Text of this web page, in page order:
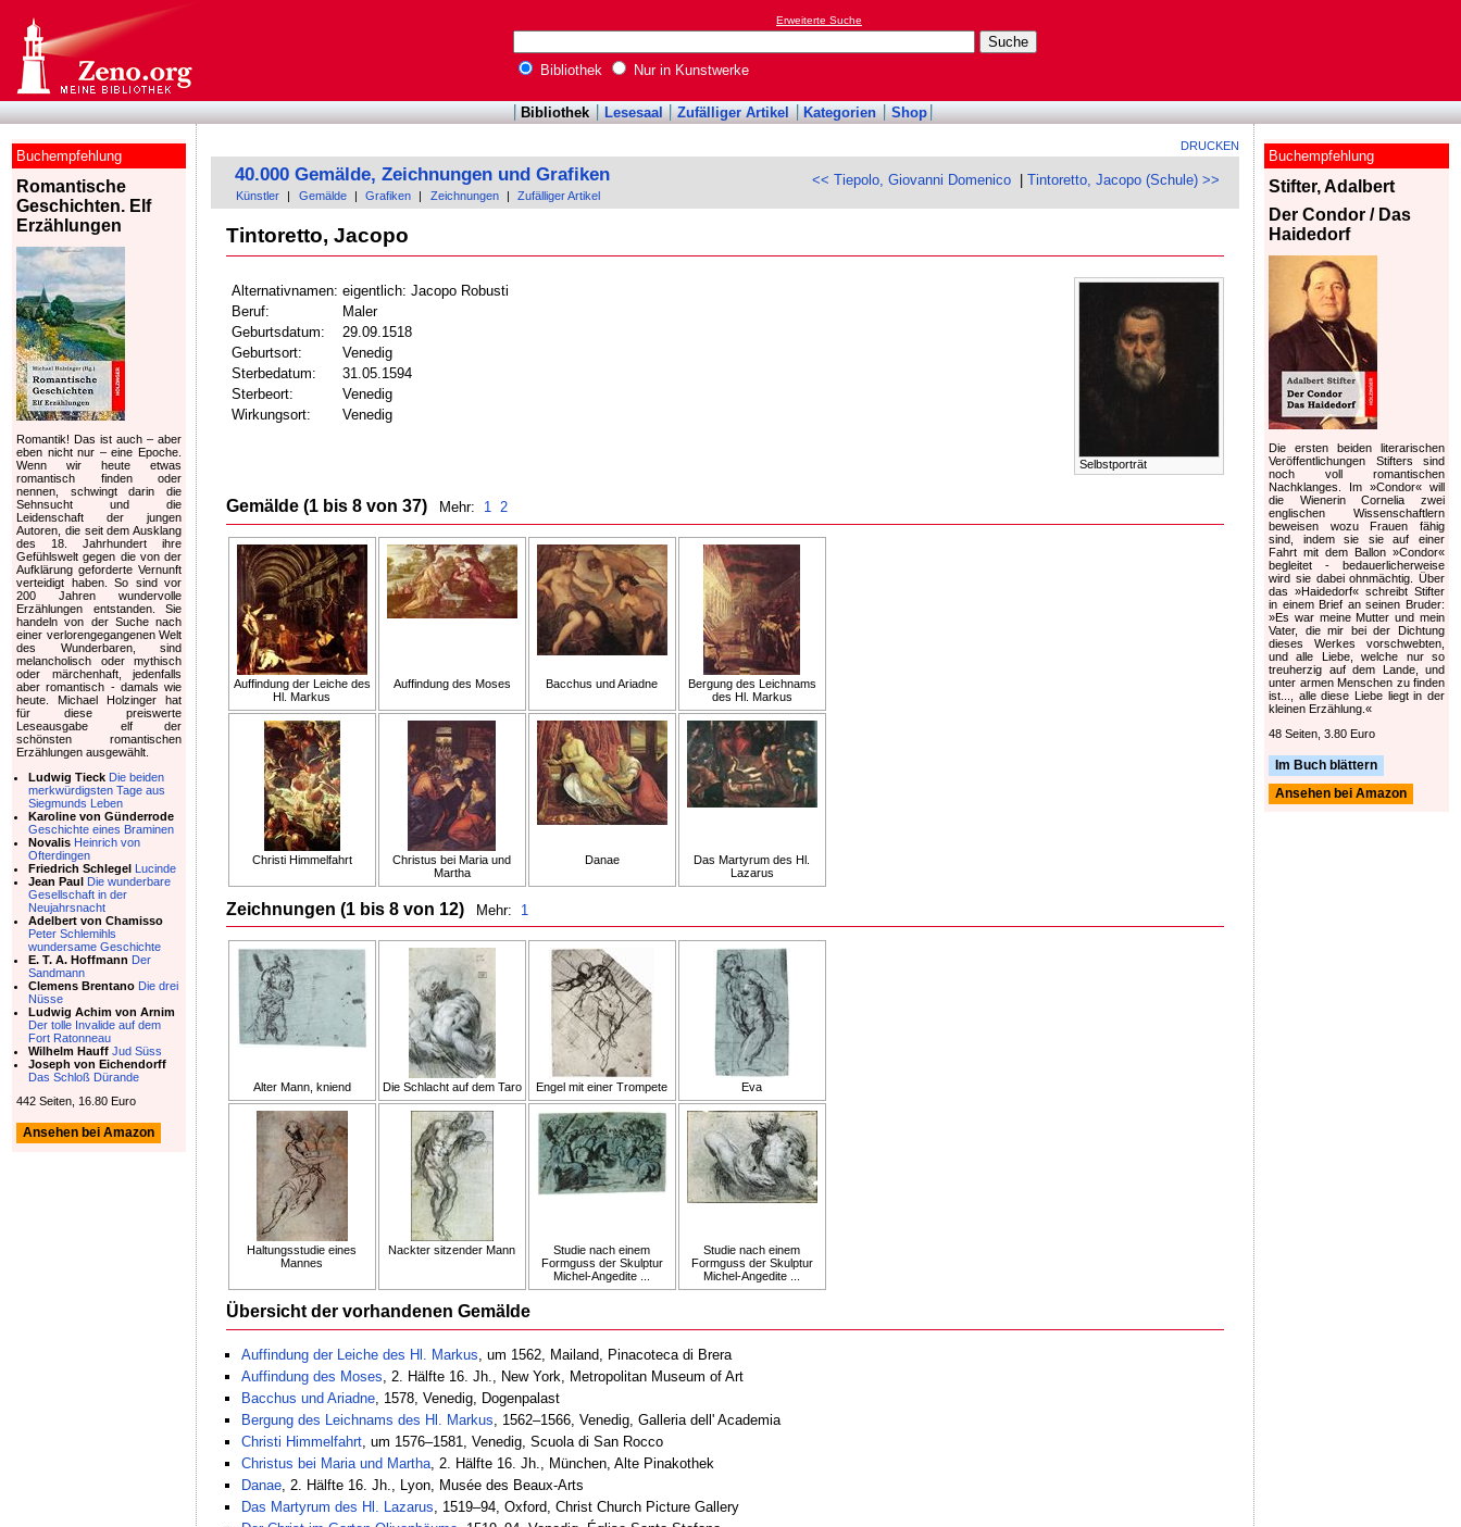
Erweiterte Suche
Bibliothek Nur in Kunstwerke
Bibliothek Lesesaal Zufälliger Artikel Kategorien Shop
DRUCKEN
<< Tiepolo, Giovanni Domenico |Tintoretto, Jacopo (Schule) >>
40.000 Gemälde, Zeichnungen und Grafiken
Künstler Gemälde Grafiken Zeichnungen Zufälliger Artikel
Tintoretto, Jacopo
Selbstporträt
Alternativnamen: eigentlich: Jacopo Robusti
Beruf:
Maler
Geburtsdatum:
29.09.1518
Geburtsort:
Venedig
Sterbedatum:
31.05.1594
Sterbeort:
Venedig
Wirkungsort:
Venedig
Gemälde (1 bis 8 von 37) Mehr: 1 2
Auffindung der Leiche des
Hl. Markus
Auffindung des Moses Bacchus und Ariadne
Bergung des Leichnams
des Hl. Markus
Christi Himmelfahrt
Christus bei Maria und
Martha
Danae
Das Martyrum des Hl.
Lazarus
Zeichnungen (1 bis 8 von 12) Mehr: 1
Alter Mann, kniend Die Schlacht auf dem Taro Engel mit einer Trompete Eva
Haltungsstudie eines
Mannes
Nackter sitzender Mann
Studie nach einem
Formguss der Skulptur
Michel-Angedite ...
Studie nach einem
Formguss der Skulptur
Michel-Angedite ...
Übersicht der vorhandenen Gemälde
Auffindung der Leiche des Hl. Markus, um 1562, Mailand, Pinacoteca di Brera
Auffindung des Moses, 2. Hälfte 16. Jh., New York, Metropolitan Museum of Art
Bacchus und Ariadne, 1578, Venedig, Dogenpalast
Bergung des Leichnams des Hl. Markus, 1562–1566, Venedig, Galleria dell' Academia
Christi Himmelfahrt, um 1576–1581, Venedig, Scuola di San Rocco
Christus bei Maria und Martha, 2. Hälfte 16. Jh., München, Alte Pinakothek
Danae, 2. Hälfte 16. Jh., Lyon, Musée des Beaux-Arts
Das Martyrum des Hl. Lazarus, 1519–94, Oxford, Christ Church Picture Gallery
Buchempfehlung
Stifter, Adalbert
Der Condor / Das
Haidedorf
Die ersten beiden literarischen
Veröffentlichungen Stifters sind
noch voll romantischen
Nachklanges. Im »Condor« will
die Wienerin Cornelia zwei
englischen Wissenschaftlern
beweisen wozu Frauen fähig
sind, indem sie sie auf einer
Fahrt mit dem Ballon »Condor«
begleitet - bedauerlicherweise
wird sie dabei ohnmächtig. Über
das »Haidedorf« schreibt Stifter
in einem Brief an seinen Bruder:
»Es war meine Mutter und mein
Vater, die mir bei der Dichtung
dieses Werkes vorschwebten,
und alle Liebe, welche nur so
treuherzig auf dem Lande, und
unter armen Menschen zu finden
ist..., alle diese Liebe liegt in der
kleinen Erzählung.«
48 Seiten, 3.80 Euro
Im Buch blättern
Ansehen bei Amazon
Buchempfehlung
Romantische
Geschichten. Elf
Erzählungen
Romantik! Das ist auch – aber
eben nicht nur – eine Epoche.
Wenn wir heute etwas
romantisch finden oder
nennen, schwingt darin die
Sehnsucht und die
Leidenschaft der jungen
Autoren, die seit dem Ausklang
des 18. Jahrhundert ihre
Gefühlswelt gegen die von der
Aufklärung geforderte Vernunft
verteidigt haben. So sind vor
200 Jahren wundervolle
Erzählungen entstanden. Sie
handeln von der Suche nach
einer verlorengegangenen Welt
des Wunderbaren, sind
melancholisch oder mythisch
oder märchenhaft, jedenfalls
aber romantisch - damals wie
heute. Michael Holzinger hat
für diese preiswerte
Leseausgabe elf der
schönsten romantischen
Erzählungen ausgewählt.
Ludwig Tieck Die beiden
merkwürdigsten Tage aus
Siegmunds Leben
Karoline von Günderrode
Geschichte eines Braminen
Novalis Heinrich von
Ofterdingen
Friedrich Schlegel Lucinde
Jean Paul Die wunderbare
Gesellschaft in der
Neujahrsnacht
Adelbert von Chamisso
Peter Schlemihls
wundersame Geschichte
E. T. A. Hoffmann Der
Sandmann
Clemens Brentano Die drei
Nüsse
Ludwig Achim von Arnim
Der tolle Invalide auf dem
Fort Ratonneau
Wilhelm Hauff Jud Süss
Joseph von Eichendorff
Das Schloß Dürande
442 Seiten, 16.80 Euro
Ansehen bei Amazon